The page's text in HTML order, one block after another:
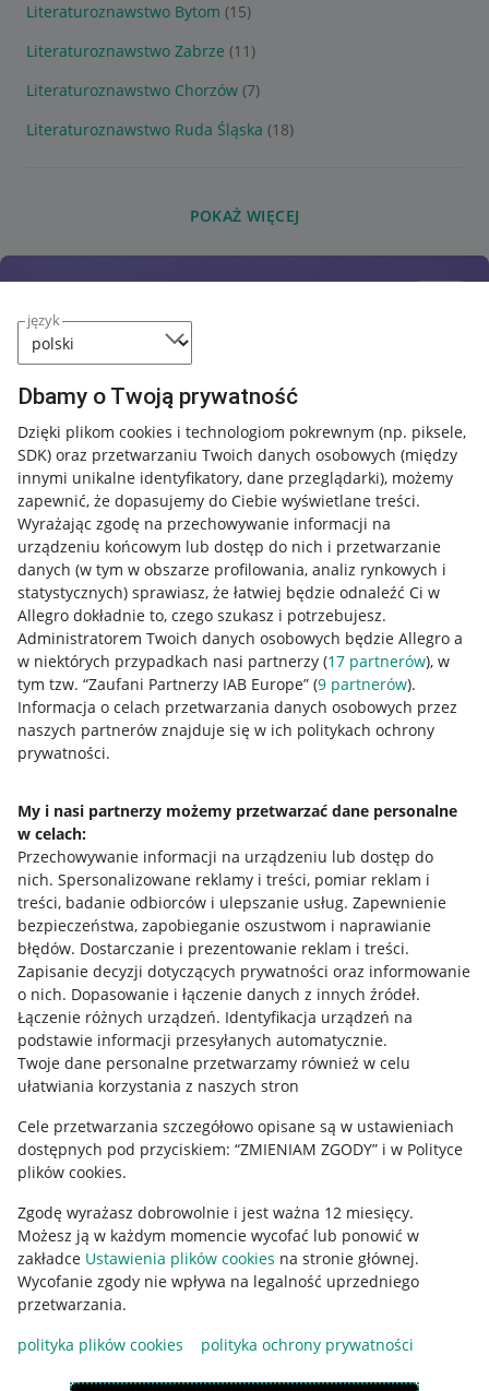
język
Dbamy o Twoją prywatność
Dzięki plikom cookies i technologiom pokrewnym (np. piksele,
SDK) oraz przetwarzaniu Twoich danych osobowych (między
innymi unikalne identyfikatory, dane przeglądarki), możemy
zapewnić, że dopasujemy do Ciebie wyświetlane treści.
Wyrażając zgodę na przechowywanie informacji na
urządzeniu końcowym lub dostęp do nich i przetwarzanie
danych (w tym w obszarze profilowania, analiz rynkowych i
statystycznych) sprawiasz, że łatwiej będzie odnaleźć Ci w
Allegro dokładnie to, czego szukasz i potrzebujesz.
Administratorem Twoich danych osobowych będzie Allegro a
w niektórych przypadkach nasi partnerzy (17 partnerów), w
tym tzw. “Zaufani Partnerzy IAB Europe” (9 partnerów).
Informacja o celach przetwarzania danych osobowych przez
naszych partnerów znajduje się w ich politykach ochrony
prywatności.
My i nasi partnerzy możemy przetwarzać dane personalne
w celach:
Przechowywanie informacji na urządzeniu lub dostęp do
nich. Spersonalizowane reklamy i treści, pomiar reklam i
treści, badanie odbiorców i ulepszanie usług. Zapewnienie
bezpieczeństwa, zapobieganie oszustwom i naprawianie
błędów. Dostarczanie i prezentowanie reklam i treści.
Zapisanie decyzji dotyczących prywatności oraz informowanie
o nich. Dopasowanie i łączenie danych z innych źródeł.
Łączenie różnych urządzeń. Identyfikacja urządzeń na
podstawie informacji przesyłanych automatycznie.
Twoje dane personalne przetwarzamy również w celu
ułatwiania korzystania z naszych stron
Cele przetwarzania szczegółowo opisane są w ustawieniach
dostępnych pod przyciskiem: “ZMIENIAM ZGODY” i w Polityce
plików cookies.
Zgodę wyrażasz dobrowolnie i jest ważna 12 miesięcy.
Możesz ją w każdym momencie wycofać lub ponowić w
zakładce Ustawienia plików cookies na stronie głównej.
Wycofanie zgody nie wpływa na legalność uprzedniego
przetwarzania.
polityka plików cookies
polityka ochrony prywatności
Literaturoznawstwo Bytom (15)
Literaturoznawstwo Zabrze (11)
Literaturoznawstwo Chorzów (7)
Literaturoznawstwo Ruda Śląska (18)
POKAŻ WIĘCEJ
Przydatne informacje
Jak to działa
Allegro Gadane dla sprzedających
Allegro Gadane dla kupujących
Mapa miejscowości
Informacje prawne
Regulamin
Polityka plików "cookies"
Ustawienia plików "cookies"
Udostępnianie lokalizacji
Informacje dla Aktu o Usługach Cyfrowych
Pobierz aplikację